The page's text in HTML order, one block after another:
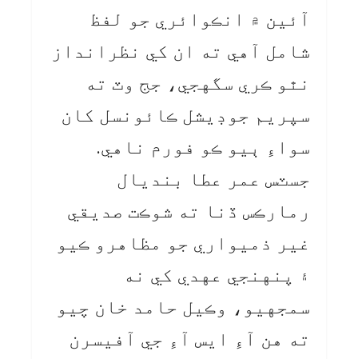
آئين ۾ انڪوائري جو لفظ
شامل آهي ته ان کي نظرانداز
نٿو ڪري سگهجي، جج وٽ ته
سپريم جوڊيشل ڪائونسل کان
سواءِ ٻيو ڪو فورم ناهي.
جسٽس عمر عطا بنديال
رمارڪس ڏنا ته شوڪت صديقي
غير ذميواري جو مظاهرو ڪيو
۽ پنهنجي عهدي کي نه
سمجهيو، وڪيل حامد خان چيو
ته هن آءِ ايس آءِ جي آفيسرن